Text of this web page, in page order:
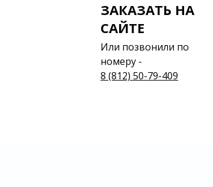
ЗАКАЗАТЬ НА
САЙТЕ
Или позвонили по
номеру -
8 (812) 50-79-409